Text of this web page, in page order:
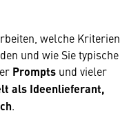
welche Kriterien
und wie Sie typische
Prompts und vieler
als Ideenlieferant,
.